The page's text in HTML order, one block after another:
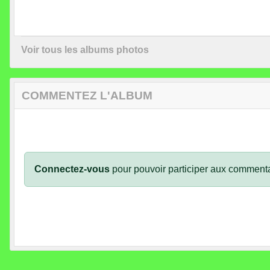
Voir tous les albums photos
COMMENTEZ L'ALBUM
Connectez-vous pour pouvoir participer aux